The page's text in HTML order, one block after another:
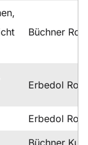
Büchner
Erbedol
Erbedol
Büchner